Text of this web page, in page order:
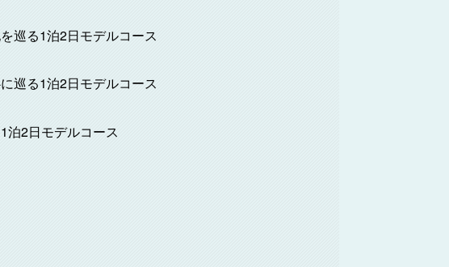
巡る1泊2日モデルコース
巡る1泊2日モデルコース
泊2日モデルコース